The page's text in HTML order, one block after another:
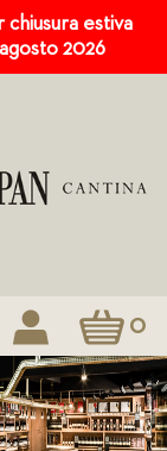
estiva
2026
Carrello0